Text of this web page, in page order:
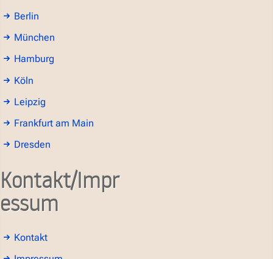
Berlin
München
Hamburg
Köln
Leipzig
Frankfurt am Main
Dresden
Kontakt/Impr
essum
Kontakt